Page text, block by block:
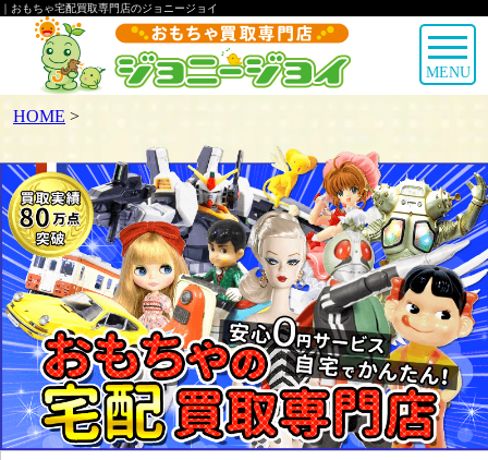
｜おもちゃ宅配買取専門店のジョニージョイ
MENU
HOME >